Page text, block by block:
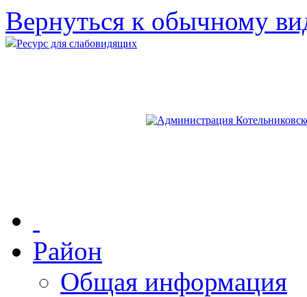
Вернуться к обычному
Ресурс для слабовидящих
Район
Общая информация